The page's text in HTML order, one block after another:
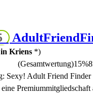
Kriens *)
(Gesamtwertung)15%
Sexy! Adult Friend Finder